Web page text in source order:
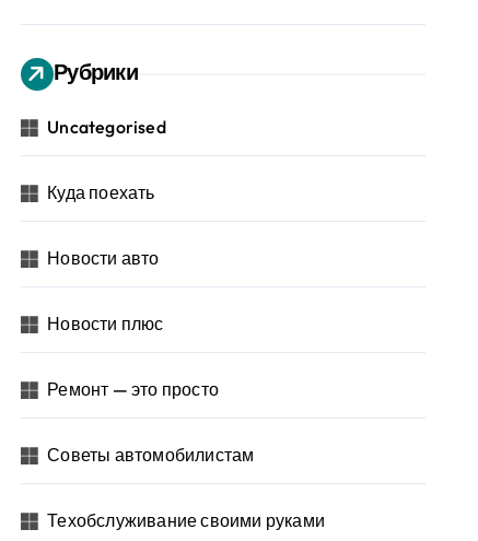
Рубрики
Uncategorised
Куда поехать
Новости авто
Новости плюс
Ремонт — это просто
Советы автомобилистам
Техобслуживание своими руками